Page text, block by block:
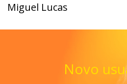
Miguel Lucas
Novo